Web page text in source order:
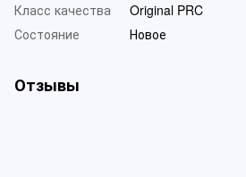
Класс качества
Original PRC
Состояние
Новое
Отзывы